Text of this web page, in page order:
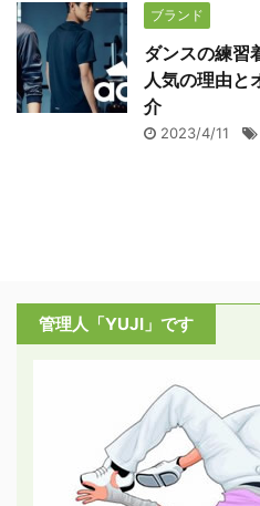
ブランド
ダンスの練習
人気の理由と
介
2023/4/11
管理人「YUJI」です